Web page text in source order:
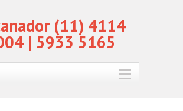
(11) 4114
| 5933 5165